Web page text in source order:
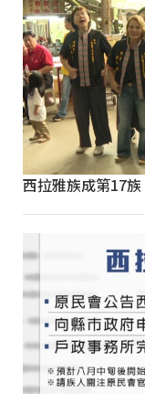
西拉雅族成第17